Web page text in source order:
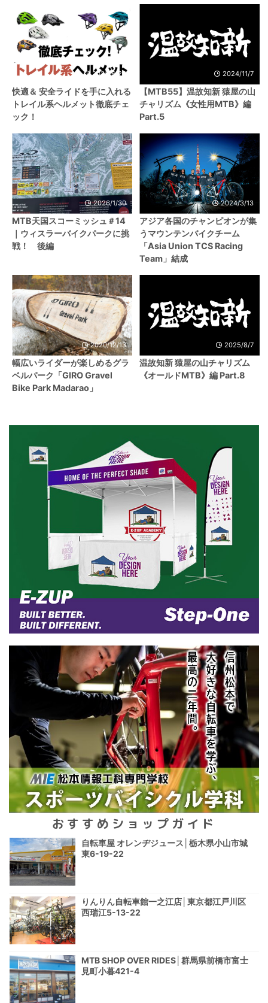
2023/6/23
快適＆ 安全ライドを手に入れる
トレイル系ヘルメット徹底チェ
ック！
2024/11/7
【MTB55】温故知新 猿屋の山
チャリズム《女性用MTB》編
Part.5
2026/1/30
MTB天国スコーミッシュ＃14
｜ウィスラーバイクパークに挑
戦！ 後編
2024/3/13
アジア各国のチャンピオンが集
うマウンテンバイクチーム
「Asia Union TCS Racing
Team」結成
2020/12/13
幅広いライダーが楽しめるグラ
ベルパーク「GIRO Gravel
Bike Park Madarao」
2025/8/7
温故知新 猿屋の山チャリズム
《オールドMTB》編 Part.8
おすすめショップガイド
自転車屋 オレンヂジュース│栃木県小山市城
東6-19-22
りんりん自転車館一之江店│東京都江戸川区
西瑞江5-13-22
MTB SHOP OVER RIDES│群馬県前橋市富士
見町小暮421-4